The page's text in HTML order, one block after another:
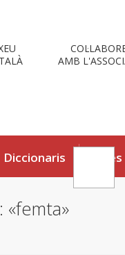
AMB
Diccionaris Eines
«femta»